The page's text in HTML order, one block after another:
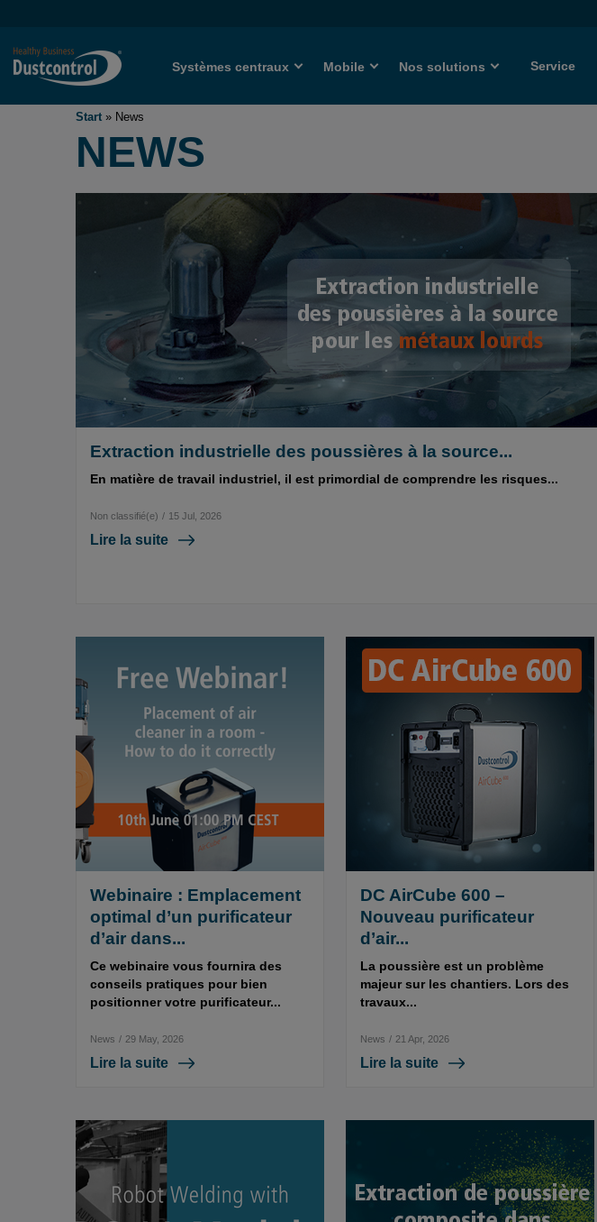
Systèmes centraux Mobile Nos solutions Service
Start » News
NEWS
Extraction industrielle des poussières à la source...
En matière de travail industriel, il est primordial de comprendre les risques...
Non classifié(e) / 15 Jul, 2026
Lire la suite
Webinaire : Emplacement
optimal d’un purificateur
d’air dans...
Ce webinaire vous fournira des
conseils pratiques pour bien
positionner votre purificateur...
News / 29 May, 2026
Lire la suite
DC AirCube 600 –
Nouveau purificateur
d’air...
La poussière est un problème
majeur sur les chantiers. Lors des
travaux...
News / 21 Apr, 2026
Lire la suite